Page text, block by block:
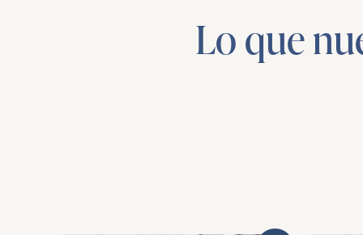
Lo que